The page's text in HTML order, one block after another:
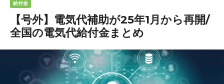
給付金
【号外】電気代補助が25年1月から再開/
全国の電気代給付金まとめ